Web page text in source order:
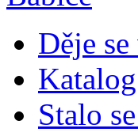
Děje
Katalog
Stalo